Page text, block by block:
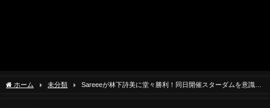
ホーム 未分類
Sareeeが林下詩美に堂々勝利！同日開催スターダムを意識